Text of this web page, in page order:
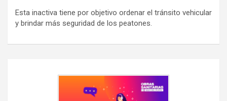
Esta inactiva tiene por objetivo ordenar el tránsito vehicular
y brindar más seguridad de los peatones.